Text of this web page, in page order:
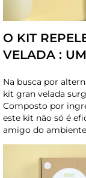
O KIT
VELADA :
Na busca por
kit gran velada
Composto por
este kit não só é
amigo do